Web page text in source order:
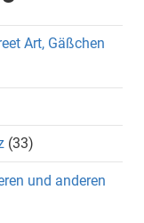
Art, Gäßchen
(33)
und anderen